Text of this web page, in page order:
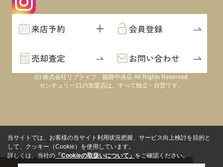
来店予約 会員登録
売却査定 お問い合わせ
(c) 株式会社リブライフ 姫路中央店 All Rights Reserved.
センチュリー21の加盟店は、すべて独立・自営です。
当サイトでは、お客様の当サイト利用状況把握、サービス向上検討を目的と
して、クッキー（Cookie）を使用しています。
詳しくは、当社の「Cookieの取扱いについて」をご確認ください。